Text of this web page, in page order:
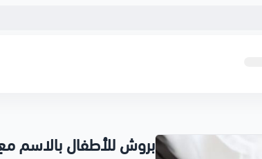
بروش للأطفال بالاسم